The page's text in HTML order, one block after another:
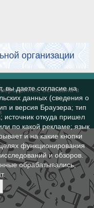
организации
основана в
Nubex.ru
вы даете согласие на
данных (сведения о
и версия Браузера; тип
источник откуда пришел
по какой рекламе; язык
и на какие кнопки
функционирования
и обзоров.
обрабатывались,